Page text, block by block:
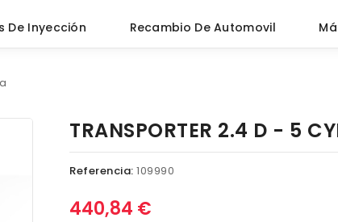
De Inyección Recambio De Automovil
TRANSPORTER 2.4 D - 5
Referencia: 109990
440,84 €